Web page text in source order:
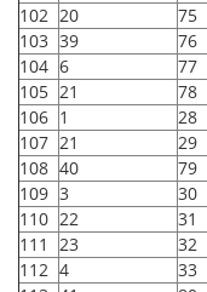
102 20 75
103 39 76
104 6 77
105 21 78
106 1 28
107 21 29
108 40 79
109 3 30
110 22 31
111
23 32
112 4 33